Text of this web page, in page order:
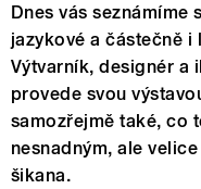
Dnes vás seznámíme
jazykové a částečně i
Výtvarník, designér a
provede svou
samozřejmě také, co
nesnadným, ale
šikana.